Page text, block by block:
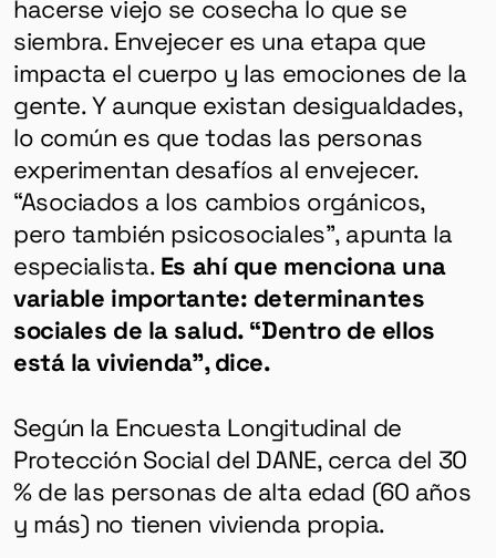
hacerse viejo se cosecha lo que se
siembra. Envejecer es una etapa que
impacta el cuerpo y las emociones de la
gente. Y aunque existan desigualdades,
lo común es que todas las personas
experimentan desafíos al envejecer.
“Asociados a los cambios orgánicos,
pero también psicosociales”, apunta la
especialista. Es ahí que menciona una
variable importante: determinantes
sociales de la salud. “Dentro de ellos
está la vivienda”, dice.
Según la Encuesta Longitudinal de
Protección Social del DANE, cerca del 30
% de las personas de alta edad (60 años
y más) no tienen vivienda propia.